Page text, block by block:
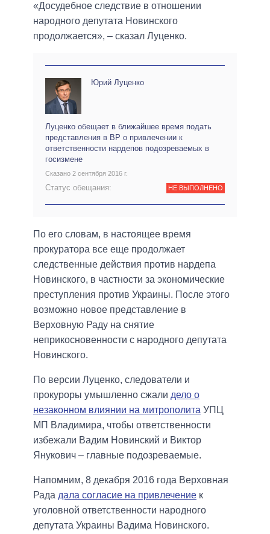
«Досудебное следствие в отношении
народного депутата Новинского
продолжается», – сказал Луценко.
Юрий Луценко
Луценко обещает в ближайшее время подать
представления в ВР о привлечении к
ответственности нардепов подозреваемых в
госизмене
Сказано 2 сентября 2016 г.
Статус обещания: НЕ ВЫПОЛНЕНО
По его словам, в настоящее время
прокуратора все еще продолжает
следственные действия против нардепа
Новинского, в частности за экономические
преступления против Украины. После этого
возможно новое представление в
Верховную Раду на снятие
неприкосновенности с народного депутата
Новинского.
По версии Луценко, следователи и
прокуроры умышленно сжали дело о
незаконном влиянии на митрополита УПЦ
МП Владимира, чтобы ответственности
избежали Вадим Новинский и Виктор
Янукович – главные подозреваемые.
Напомним, 8 декабря 2016 года Верховная
Рада дала согласие на привлечение к
уголовной ответственности народного
депутата Украины Вадима Новинского.